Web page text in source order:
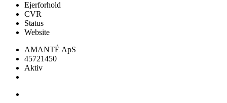
Ejerforhold
CVR
Status
Website
AMANTÉ ApS
45721450
Aktiv